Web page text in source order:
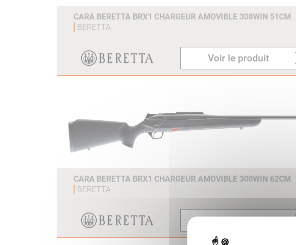
CARA BERETTA BRX1 CHARGEUR AMOVIBLE 308WIN 51CM
BERETTA
Voir le produit
CARA BERETTA BRX1 CHARGEUR AMOVIBLE 300WIN 62CM
BERETTA
Voir le produit